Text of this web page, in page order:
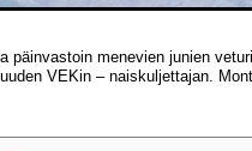
päinvastoin menevien junien
VEKin – naiskuljettajan.